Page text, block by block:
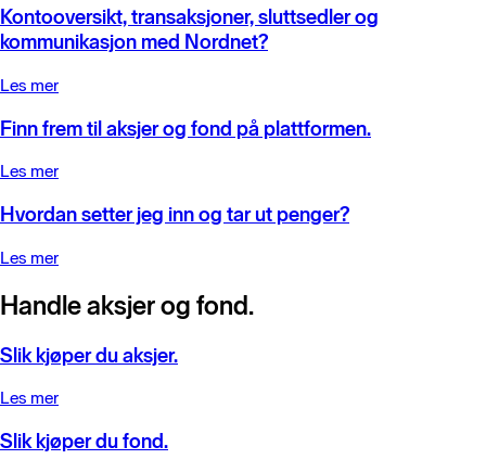
Kontooversikt, transaksjoner, sluttsedler og
kommunikasjon med Nordnet?
Les mer
Finn frem til aksjer og fond på plattformen.
Les mer
Hvordan setter jeg inn og tar ut penger?
Les mer
Handle aksjer og fond.
Slik kjøper du aksjer.
Les mer
Slik kjøper du fond.